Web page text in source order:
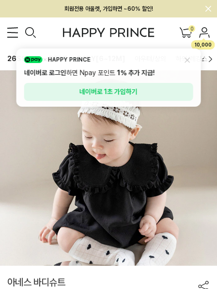
회원전용 아울렛, 가입하면 ~60% 할인!
멤버십 최대 28,000원 혜택 0
10,000
26SS 신상 BEST BABY[6~12M] 하의/레깅스
아네스 바디슈트
HAPPY PRINCE
네이버로 로그인하면 Npay 포인트1%추가 지급!
네이버로 1초 가입하기